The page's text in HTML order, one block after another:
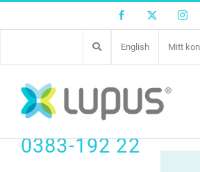
Facebook Twitter
English Mitt
Djurens
0383-192 22